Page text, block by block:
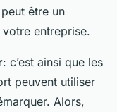
être un
entreprise.
: c’est ainsi que les
peuvent utiliser
Alors,